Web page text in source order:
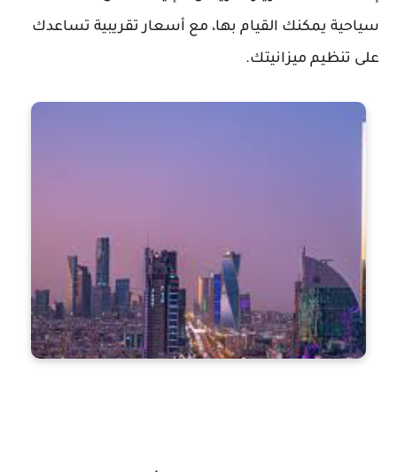
سياحية يمكنك القيام بها، مع أسعار تقريبية تساعدك
على تنظيم ميزانيتك.